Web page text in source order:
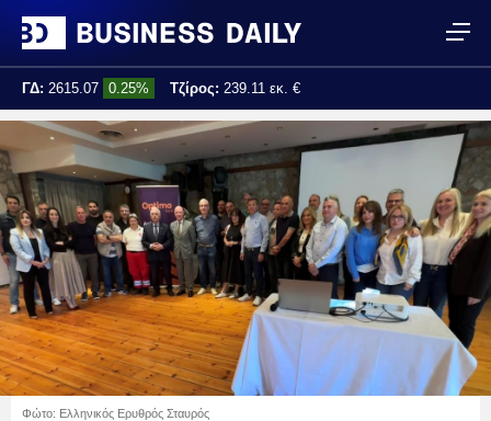
ΓΔ: 2615.07 0.25% Τζίρος: 239.11 εκ. €
Τελ. ενημέρωση: 17:25:01
Φώτο: Ελληνικός Ερυθρός Σταυρός